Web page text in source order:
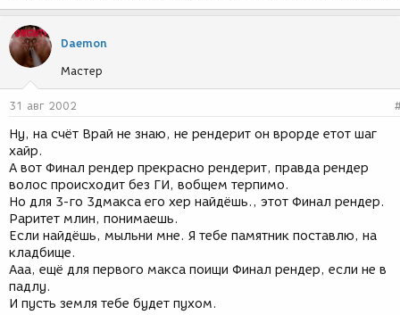
Daemon
Мастер
31 авг 2002
Ну, на счёт Врай не знаю, не рендерит он врорде етот шаг
хайр.
А вот Финал рендер прекрасно рендерит, правда рендер
волос происходит без ГИ, вобщем терпимо.
Но для 3-го 3дмакса его хер найдёшь., этот Финал рендер.
Раритет млин, понимаешь.
Если найдёшь, мыльни мне. Я тебе памятник поставлю, на
кладбище.
Ааа, ещё для первого макса поищи Финал рендер, если не в
падлу.
И пусть земля тебе будет пухом.